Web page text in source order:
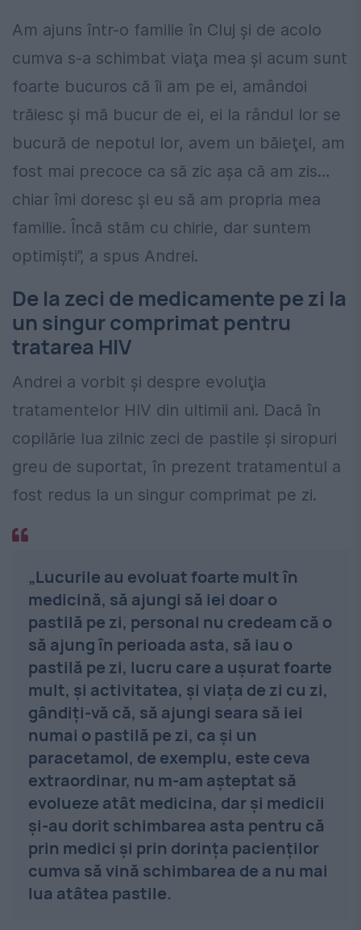
Am ajuns într-o familie în Cluj şi de acolo
cumva s-a schimbat viaţa mea şi acum sunt
foarte bucuros că îi am pe ei, amândoi
trăiesc şi mă bucur de ei, ei la rândul lor se
bucură de nepotul lor, avem un băieţel, am
fost mai precoce ca să zic aşa că am zis…
chiar îmi doresc şi eu să am propria mea
familie. Încă stăm cu chirie, dar suntem
optimişti”, a spus Andrei.
De la zeci de medicamente pe zi la
un singur comprimat pentru
tratarea HIV
Andrei a vorbit şi despre evoluţia
tratamentelor HIV din ultimii ani. Dacă în
copilărie lua zilnic zeci de pastile şi siropuri
greu de suportat, în prezent tratamentul a
fost redus la un singur comprimat pe zi.
„Lucurile au evoluat foarte mult în
medicină, să ajungi să iei doar o
pastilă pe zi, personal nu credeam că o
să ajung în perioada asta, să iau o
pastilă pe zi, lucru care a uşurat foarte
mult, şi activitatea, şi viaţa de zi cu zi,
gândiţi-vă că, să ajungi seara să iei
numai o pastilă pe zi, ca şi un
paracetamol, de exemplu, este ceva
extraordinar, nu m-am aşteptat să
evolueze atât medicina, dar şi medicii
şi-au dorit schimbarea asta pentru că
prin medici şi prin dorinţa pacienţilor
cumva să vină schimbarea de a nu mai
lua atâtea pastile.